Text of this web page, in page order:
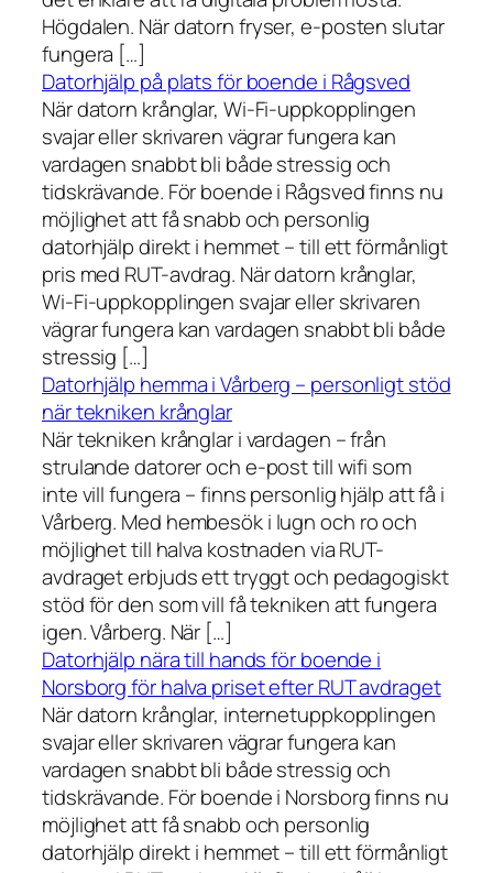
Högdalen. När datorn fryser, e-posten slutar
fungera […]
Datorhjälp på plats för boende i Rågsved
När datorn krånglar, Wi-Fi-uppkopplingen
svajar eller skrivaren vägrar fungera kan
vardagen snabbt bli både stressig och
tidskrävande. För boende i Rågsved finns nu
möjlighet att få snabb och personlig
datorhjälp direkt i hemmet – till ett förmånligt
pris med RUT-avdrag. När datorn krånglar,
Wi-Fi-uppkopplingen svajar eller skrivaren
vägrar fungera kan vardagen snabbt bli både
stressig […]
Datorhjälp hemma i Vårberg – personligt stöd
när tekniken krånglar
När tekniken krånglar i vardagen – från
strulande datorer och e-post till wifi som
inte vill fungera – finns personlig hjälp att få i
Vårberg. Med hembesök i lugn och ro och
möjlighet till halva kostnaden via RUT-
avdraget erbjuds ett tryggt och pedagogiskt
stöd för den som vill få tekniken att fungera
igen. Vårberg. När […]
Datorhjälp nära till hands för boende i
Norsborg för halva priset efter RUT avdraget
När datorn krånglar, internetuppkopplingen
svajar eller skrivaren vägrar fungera kan
vardagen snabbt bli både stressig och
tidskrävande. För boende i Norsborg finns nu
möjlighet att få snabb och personlig
datorhjälp direkt i hemmet – till ett förmånligt